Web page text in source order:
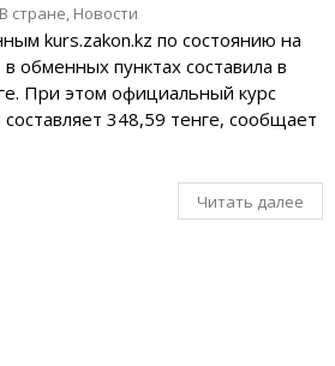
В стране, Новости
kurs.zakon.kz по состоянию на
обменных пунктах составила в
При этом официальный курс
348,59 тенге, сообщает
Читать далее